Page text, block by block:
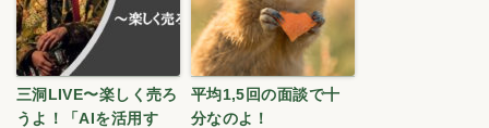
三洞LIVE〜楽しく売ろ
うよ！「AIを活用す
平均1,5回の面談で十
分なのよ！